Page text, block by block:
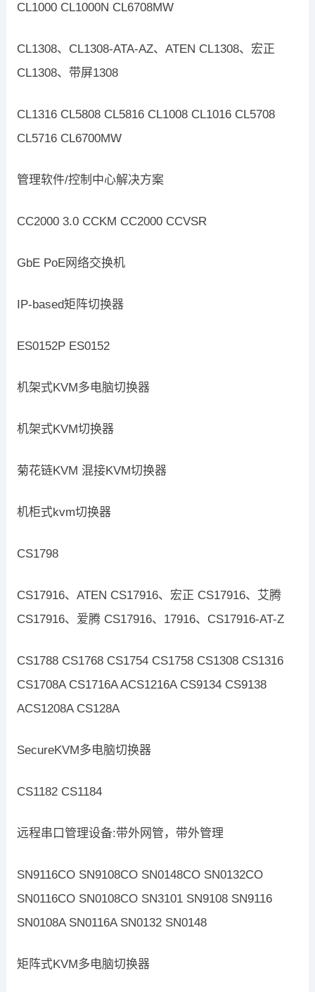
CL1000 CL1000N CL6708MW
CL1308、CL1308-ATA-AZ、ATEN CL1308、宏正
CL1308、带屏1308
CL1316 CL5808 CL5816 CL1008 CL1016 CL5708
CL5716 CL6700MW
管理软件/控制中心解决方案
CC2000 3.0 CCKM CC2000 CCVSR
GbE PoE网络交换机
IP-based矩阵切换器
ES0152P ES0152
机架式KVM多电脑切换器
机架式KVM切换器
菊花链KVM 混接KVM切换器
机柜式kvm切换器
CS1798
CS17916、ATEN CS17916、宏正 CS17916、艾腾
CS17916、爱腾 CS17916、17916、CS17916-AT-Z
CS1788 CS1768 CS1754 CS1758 CS1308 CS1316
CS1708A CS1716A ACS1216A CS9134 CS9138
ACS1208A CS128A
SecureKVM多电脑切换器
CS1182 CS1184
远程串口管理设备:带外网管，带外管理
SN9116CO SN9108CO SN0148CO SN0132CO
SN0116CO SN0108CO SN3101 SN9108 SN9116
SN0108A SN0116A SN0132 SN0148
矩阵式KVM多电脑切换器